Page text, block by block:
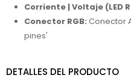
Corriente | Voltaje (LED
Conector RGB: Conector
pines'
DETALLES DEL PRODUCTO